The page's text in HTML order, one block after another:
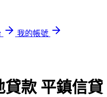
我的帳號
款 平鎮信貸